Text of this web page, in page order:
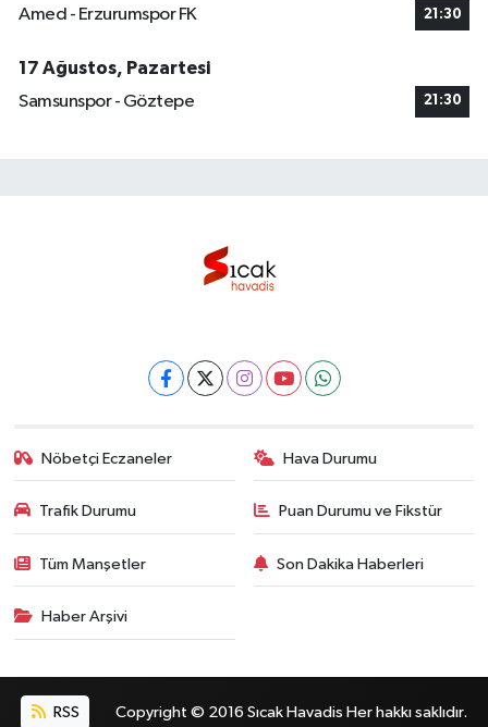
Amed - Erzurumspor FK 21:30
17 Ağustos, Pazartesi
Samsunspor - Göztepe
21:30
Nöbetçi Eczaneler Hava Durumu
Trafik Durumu Puan Durumu ve Fikstür
Tüm Manşetler Son Dakika Haberleri
Haber Arşivi
RSS Copyright © 2016 Sıcak Havadis Her hakkı saklıdır.